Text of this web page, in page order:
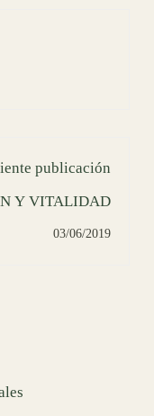
publicación
Y VITALIDAD
03/06/2019